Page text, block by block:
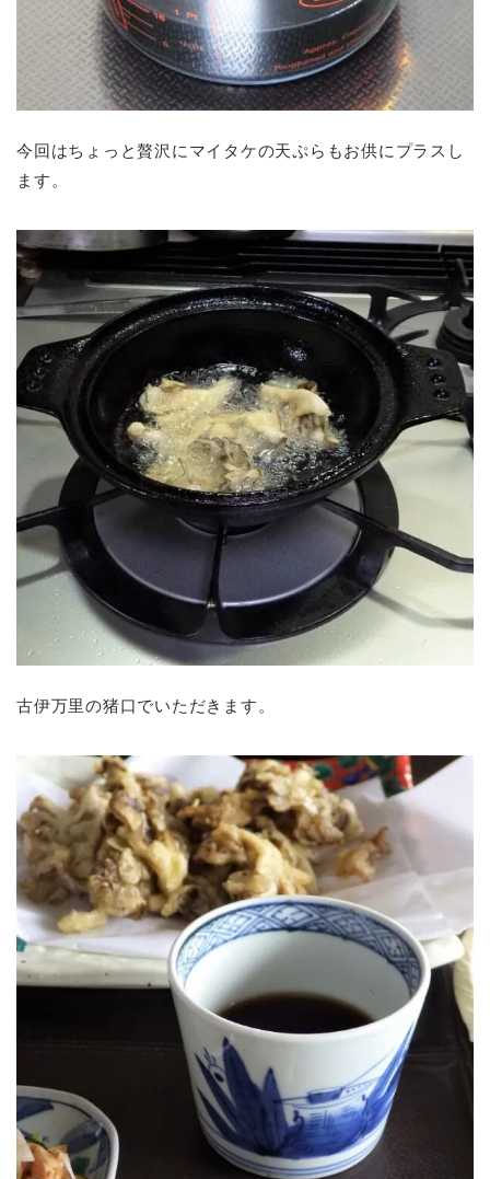
今回はちょっと贅沢にマイタケの天ぷらもお供にプラスし
ます。
古伊万里の猪口でいただきます。